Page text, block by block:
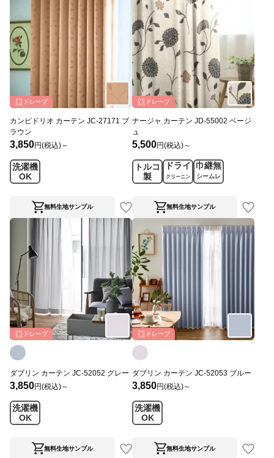
ドレープ
カンピドリオ カーテン JC-27171 ブ
ラウン
3,850円(税込)～
洗濯機
OK
無料生地サンプル
ドレープ
ナージャ カーテン JD-55002 ベージ
ュ
5,500円(税込)～
トルコ
製
ドライ
クリーニン
巾継無
シームレ
ス
無料生地サンプル
ドレープ
ダブリン カーテン JC-52052 グレー
3,850円(税込)～
洗濯機
OK
無料生地サンプル
ドレープ
ダブリン カーテン JC-52053 ブルー
3,850円(税込)～
洗濯機
OK
無料生地サンプル